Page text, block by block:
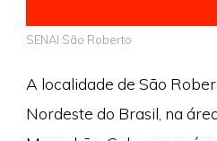
SENAI São Roberto
A localidade de São
Nordeste do Brasil, na